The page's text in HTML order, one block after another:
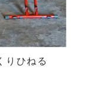
ひねる